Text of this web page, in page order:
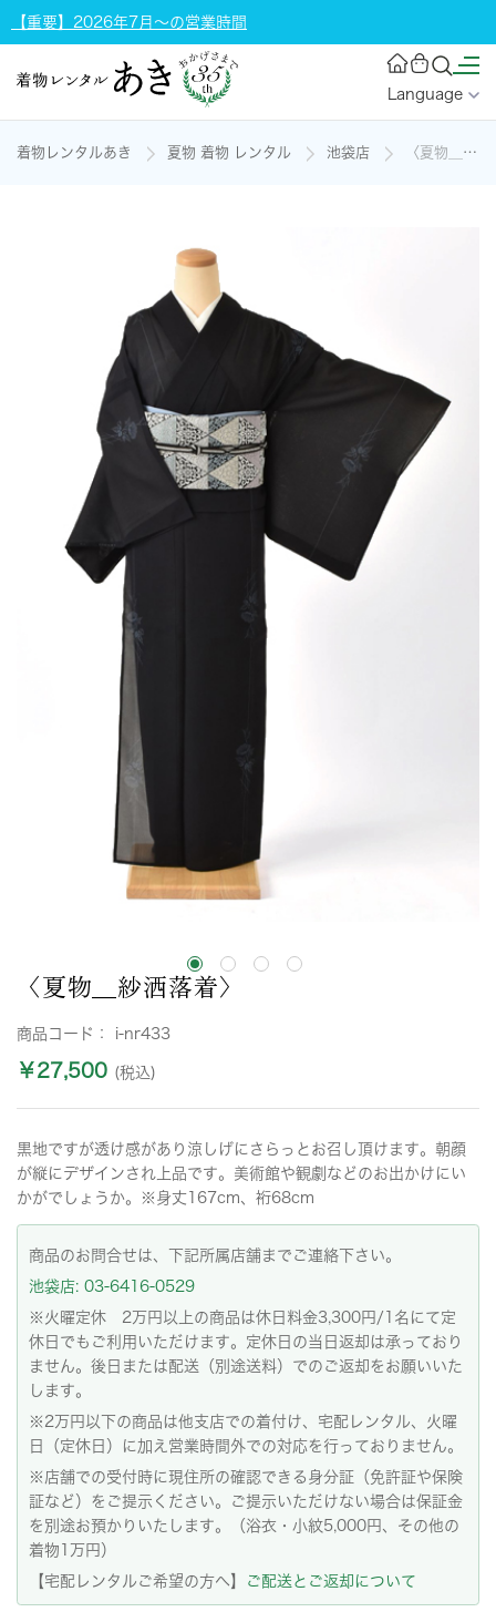
【重要】2026年7月～の営業時間
Language
着物レンタルあき 夏物 着物 レンタル 池袋店 〈夏物＿紗洒落着〉の着物レンタル
〈夏物＿紗洒落着〉
商品コード： i-nr433
￥27,500 (税込)
黒地ですが透け感があり涼しげにさらっとお召し頂けます。朝顔
が縦にデザインされ上品です。美術館や観劇などのお出かけにい
かがでしょうか。※身丈167cm、裄68cm
商品のお問合せは、下記所属店舗までご連絡下さい。
池袋店: 03-6416-0529
※火曜定休 2万円以上の商品は休日料金3,300円/1名にて定
休日でもご利用いただけます。定休日の当日返却は承っており
ません。後日または配送（別途送料）でのご返却をお願いいた
します。
※2万円以下の商品は他支店での着付け、宅配レンタル、火曜
日（定休日）に加え営業時間外での対応を行っておりません。
※店舗での受付時に現住所の確認できる身分証（免許証や保険
証など）をご提示ください。ご提示いただけない場合は保証金
を別途お預かりいたします。（浴衣・小紋5,000円、その他の
着物1万円）
【宅配レンタルご希望の方へ】
ご配送とご返却について